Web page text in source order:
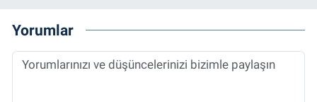
Yorumlar